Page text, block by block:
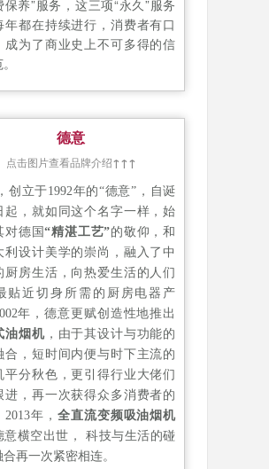
保养”服务，这三项“永久”服务
年都在持续进行，消费者有口
成为了商业史上不可多得的信
德意
点击图片查看品牌介绍↑↑↑
，创立于1992年的“德意”，自诞
起，就如同这个名字一样，始
对德国“精湛工艺”的敬仰，和
利设计美学的崇尚，融 入了中
厨房生活，向热爱生活的人们
贴近切身所需的厨房电器产
年，德意更赋创造性地推出
油烟机，由于其设计与功能的
合，短时间内便与时下主流的
平分秋色，更引得行业大佬们
进，再一次获得众多消费者的
2013年，全直流变频吸油烟机
意横空出世， 科技与生活的碰
再一次紧密相连。